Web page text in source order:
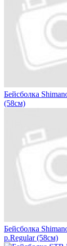
Бейсболка
(58см)
Бейсболка
р.Regular (58см)